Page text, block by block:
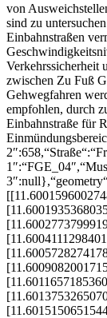
von
sind zu
Einbahnstraßen
Verkehrssicherheit
zwischen Zu Fuß
Gehwegfahren
empfohlen, durch
Einbahnstraße für